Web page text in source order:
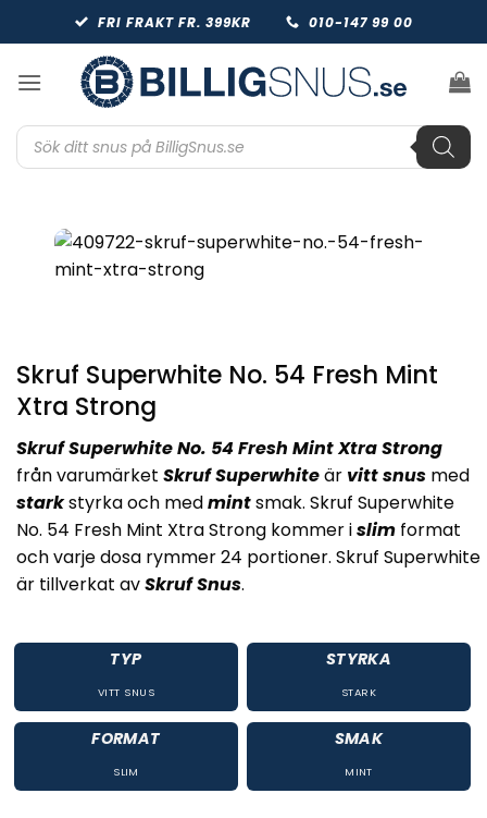
to
FRI FRAKT FR. 399KR 010-147 99 00
Produktsökning
Skruf Superwhite No. 54 Fresh Mint
Xtra Strong
Skruf Superwhite No. 54 Fresh Mint Xtra Strong
från varumärket Skruf Superwhiteär vitt snus med
starkstyrka och medmintsmak. Skruf Superwhite
No. 54 Fresh Mint Xtra Strong kommer islim format
och varje dosa rymmer 24 portioner. Skruf Superwhite
är tillverkat avSkruf Snus.
TYP
VITT SNUS
STYRKA
STARK
FORMAT
SLIM
SMAK
MINT